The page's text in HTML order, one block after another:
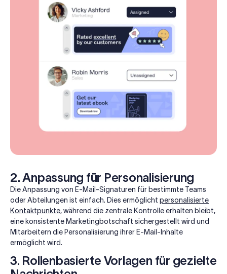
2. Anpassung für Personalisierung
Die Anpassung von E-Mail-Signaturen für bestimmte Teams
oder Abteilungen ist einfach. Dies ermöglicht personalisierte
Kontaktpunkte, während die zentrale Kontrolle erhalten bleibt,
eine konsistente Marketingbotschaft sichergestellt wird und
Mitarbeitern die Personalisierung ihrer E-Mail-Inhalte
ermöglicht wird.
3. Rollenbasierte Vorlagen für gezielte